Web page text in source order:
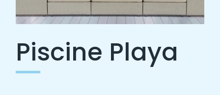
Piscine Playa